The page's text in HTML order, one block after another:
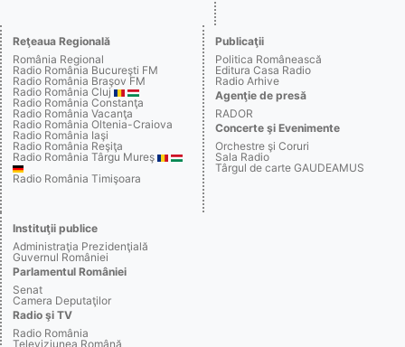
Reţeaua Regională
România Regional
Radio România Bucureşti FM
Radio România Braşov FM
Radio România Cluj
Radio România Constanţa
Radio România Vacanţa
Radio România Oltenia-Craiova
Radio România Iaşi
Radio România Reşiţa
Radio România Târgu Mureş
Radio România Timişoara
Publicaţii
Politica Românească
Editura Casa Radio
Radio Arhive
Agenţie de presă
RADOR
Concerte şi Evenimente
Orchestre şi Coruri
Sala Radio
Târgul de carte GAUDEAMUS
Instituţii publice
Administraţia Prezidenţială
Guvernul României
Parlamentul României
Senat
Camera Deputaţilor
Radio şi TV
Radio România
Televiziunea Română